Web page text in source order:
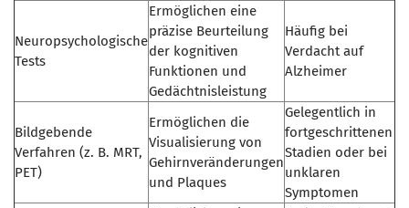
Neuropsychologische
Tests
Ermöglichen eine
präzise Beurteilung
der kognitiven
Funktionen und
Gedächtnisleistung
Häufig bei
Verdacht auf
Alzheimer
Bildgebende
Verfahren (z. B. MRT,
PET)
Ermöglichen die
Visualisierung von
Gehirnveränderungen
und Plaques
Gelegentlich in
fortgeschrittenen
Stadien oder bei
unklaren
Symptomen